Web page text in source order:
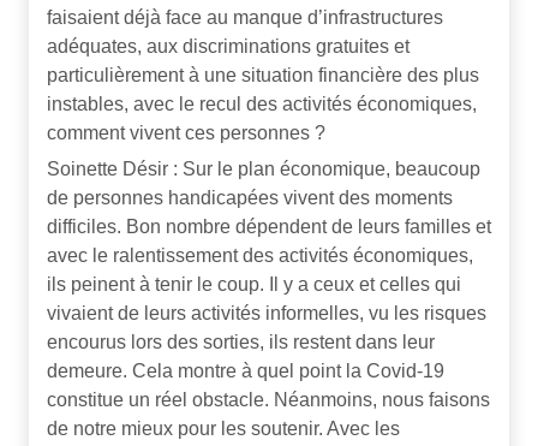
faisaient déjà face au manque d’infrastructures
adéquates, aux discriminations gratuites et
particulièrement à une situation financière des plus
instables, avec le recul des activités économiques,
comment vivent ces personnes ?
Soinette Désir : Sur le plan économique, beaucoup
de personnes handicapées vivent des moments
difficiles. Bon nombre dépendent de leurs familles et
avec le ralentissement des activités économiques,
ils peinent à tenir le coup. Il y a ceux et celles qui
vivaient de leurs activités informelles, vu les risques
encourus lors des sorties, ils restent dans leur
demeure. Cela montre à quel point la Covid-19
constitue un réel obstacle. Néanmoins, nous faisons
de notre mieux pour les soutenir. Avec les